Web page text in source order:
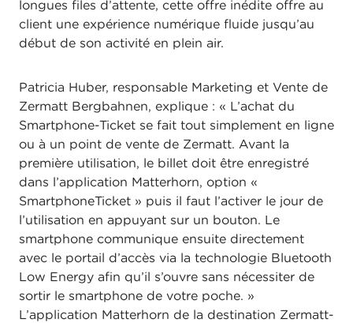
longues files d’attente, cette offre inédite offre au
client une expérience numérique fluide jusqu’au
début de son activité en plein air.
Patricia Huber, responsable Marketing et Vente de
Zermatt Bergbahnen, explique : « L’achat du
Smartphone-Ticket se fait tout simplement en ligne
ou à un point de vente de Zermatt. Avant la
première utilisation, le billet doit être enregistré
dans l’application Matterhorn, option «
SmartphoneTicket » puis il faut l’activer le jour de
l’utilisation en appuyant sur un bouton. Le
smartphone communique ensuite directement
avec le portail d’accès via la technologie Bluetooth
Low Energy afin qu’il s’ouvre sans nécessiter de
sortir le smartphone de votre poche. »
L’application Matterhorn de la destination Zermatt-